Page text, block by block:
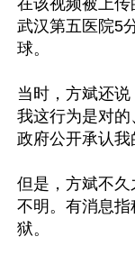
在该视频被上
武汉第五医院5
球。
当时，方斌还
我这行为是对
政府公开承认我
但是，方斌不
不明。有消息
狱。